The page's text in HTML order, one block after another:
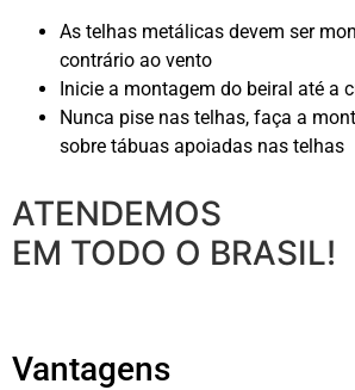
As telhas metálicas devem ser
contrário ao vento
Inicie a montagem do beiral até a
Nunca pise nas telhas, faça a
sobre tábuas apoiadas nas telhas
ATENDEMOS
EM TODO O BRASIL!
Vantagens